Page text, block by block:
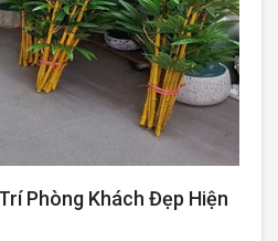
Phòng Khách Đẹp Hiện